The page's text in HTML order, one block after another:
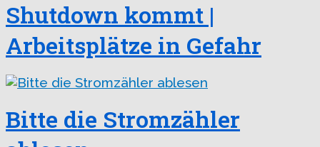
Shutdown kommt |
Arbeitsplätze in Gefahr
Bitte die Stromzähler